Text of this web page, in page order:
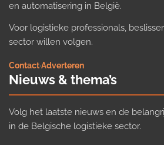
en automatisering in België.
Voor logistieke professionals,
sector willen volgen.
Contact·Adverteren
Nieuws & thema’s
Volg het laatste nieuws en de
in de Belgische logistieke sector.